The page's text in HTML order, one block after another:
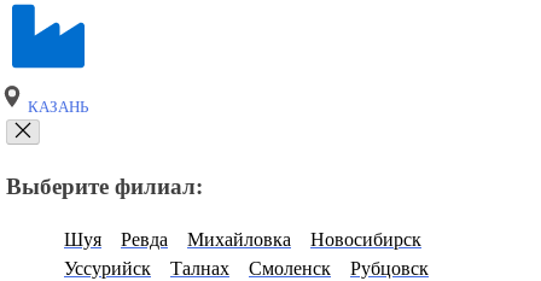
КАЗАНЬ
Выберите филиал:
Шуя Ревда Михайловка
Новосибирск
Уссурийск
Талнах Смоленск
Рубцовск